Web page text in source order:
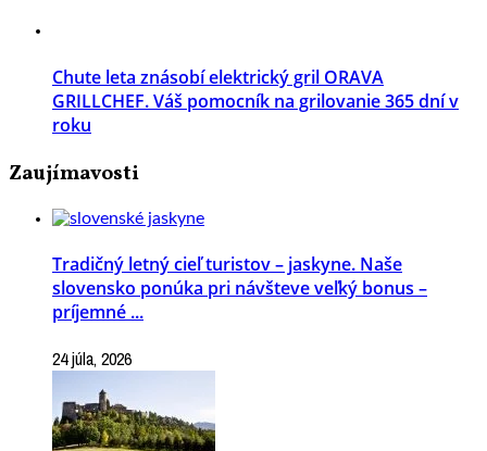
Chute leta znásobí elektrický gril ORAVA
GRILLCHEF. Váš pomocník na grilovanie 365 dní v
roku
Zaujímavosti
Tradičný letný cieľ turistov – jaskyne. Naše
slovensko ponúka pri návšteve veľký bonus –
príjemné ...
24 júla, 2026